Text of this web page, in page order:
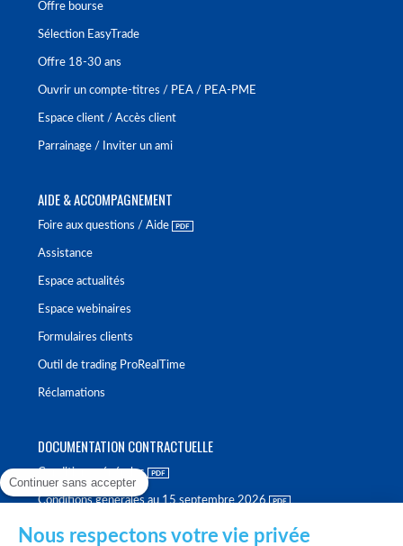
Offre bourse
Sélection EasyTrade
Offre 18-30 ans
Ouvrir un compte-titres / PEA / PEA-PME
Espace client / Accès client
Parrainage / Inviter un ami
AIDE & ACCOMPAGNEMENT
Foire aux questions / Aide
Assistance
Espace actualités
Espace webinaires
Formulaires clients
Outil de trading ProRealTime
Réclamations
DOCUMENTATION CONTRACTUELLE
Conditions générales
Conditions générales au 15 septembre 2026
Continuer sans accepter
Nous respectons votre vie privée